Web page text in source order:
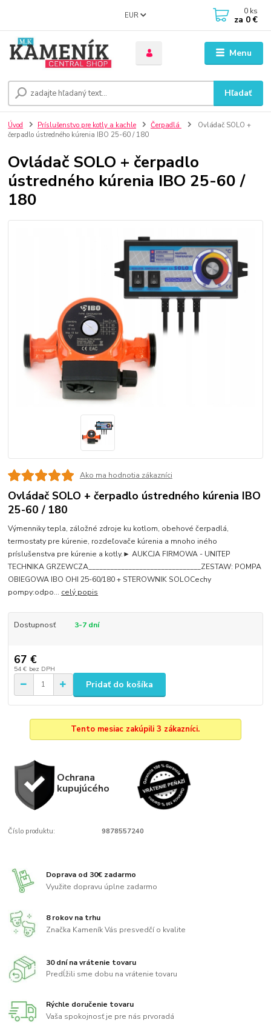
Menu
EUR
Hľadať
0 ks
za 0 €
Úvod Príslušenstvo pre kotly a kachle Čerpadlá
Ovládač SOLO +
čerpadlo ústredného kúrenia IBO 25-60 / 180
Ovládač SOLO + čerpadlo
ústredného kúrenia IBO 25-60 /
180
Ako ma hodnotia zákazníci
Ovládač SOLO + čerpadlo ústredného kúrenia IBO
25-60 / 180
Výmenniky tepla, záložné zdroje ku kotlom, obehové čerpadlá,
termostaty pre kúrenie, rozdeľovače kúrenia a mnoho iného
príslušenstva pre kúrenie a kotly.► AUKCJA FIRMOWA - UNITEP
TECHNIKA GRZEWCZA_______________________________ZESTAW: POMPA
OBIEGOWA IBO OHI 25-60/180 + STEROWNIK SOLOCechy
pompy:odpo... celý popis
Dostupnosť 3-7 dní
67 €
54 € bez DPH
Pridať do košíka
Tento mesiac zakúpili 3 zákazníci.
Ochrana
kupujúcého
Číslo produktu: 9878557240
Doprava od 30€ zadarmo
Využite dopravu úplne zadarmo
8 rokov na trhu
Značka Kameník Vás presvedčí o kvalite
30 dní na vrátenie tovaru
Predĺžili sme dobu na vrátenie tovaru
Rýchle doručenie tovaru
Vaša spokojnosť je pre nás prvoradá